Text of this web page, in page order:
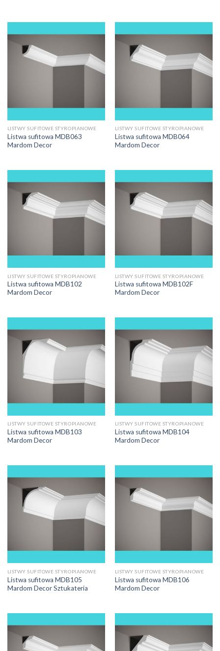
LISTWY SUFITOWE STYROPIANOWE
Listwa sufitowa MDB063
Mardom Decor
LISTWY SUFITOWE STYROPIANOWE
Listwa sufitowa MDB064
Mardom Decor
LISTWY SUFITOWE STYROPIANOWE
Listwa sufitowa MDB102
Mardom Decor
LISTWY SUFITOWE STYROPIANOWE
Listwa sufitowa MDB102F
Mardom Decor
LISTWY SUFITOWE STYROPIANOWE
Listwa sufitowa MDB103
Mardom Decor
LISTWY SUFITOWE STYROPIANOWE
Listwa sufitowa MDB104
Mardom Decor
LISTWY SUFITOWE STYROPIANOWE
Listwa sufitowa MDB105
Mardom Decor Sztukateria
LISTWY SUFITOWE STYROPIANOWE
Listwa sufitowa MDB106
Mardom Decor